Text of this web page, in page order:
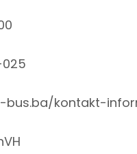
kontakt-